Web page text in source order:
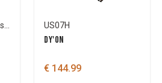
US07H
DY'ON
€ 144.99